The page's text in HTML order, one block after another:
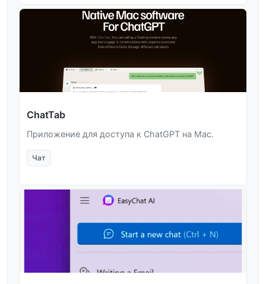
ChatTab
Приложение для доступа к ChatGPT на Mac.
Чат